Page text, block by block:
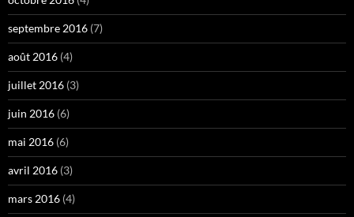
septembre 2016 (7)
août 2016 (4)
juillet 2016 (3)
juin 2016 (6)
mai 2016 (6)
avril 2016 (3)
mars 2016 (4)